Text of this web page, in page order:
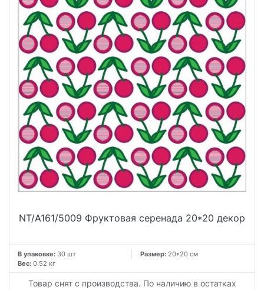
NT/A161/5009 Фруктовая серенада 20*20 декор
В упаковке: 30 шт Размер: 20*20 см
Вес: 0.52 кг
Товар снят с производства. По наличию в остатках